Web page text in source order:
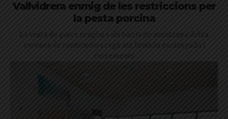
Vallvidrera enmig de les restriccions per
la pesta porcina
La visita de porcs senglars als barris de muntanya deixa
escenes de contenidors regirats, brutícia escampada i
excrements